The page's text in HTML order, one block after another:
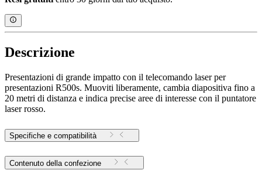
Descrizione
Presentazioni di grande impatto con il telecomando laser per
presentazioni R500s. Muoviti liberamente, cambia diapositiva fino a
20 metri di distanza e indica precise aree di interesse con il puntatore
laser rosso.
Specifiche e compatibilità
Contenuto della confezione